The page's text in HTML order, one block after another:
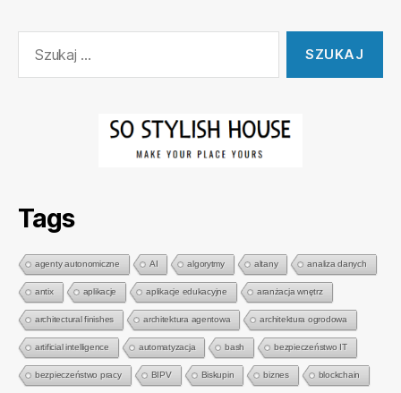
Tags
agenty autonomiczne AI algorytmy altany analiza danych
antix aplikacje aplikacje edukacyjne aranżacja wnętrz
architectural finishes architektura agentowa architektura ogrodowa
artificial intelligence automatyzacja bash bezpieczeństwo IT
bezpieczeństwo pracy BIPV Biskupin biznes blockchain